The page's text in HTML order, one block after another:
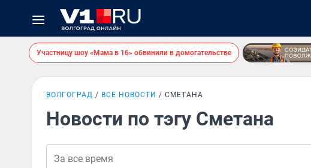
Участницу шоу «Мама в 16» обвинили в домогательстве
ВОЛГОГРАД ВСЕ НОВОСТИ СМЕТАНА
Новости по тэгу Сметана